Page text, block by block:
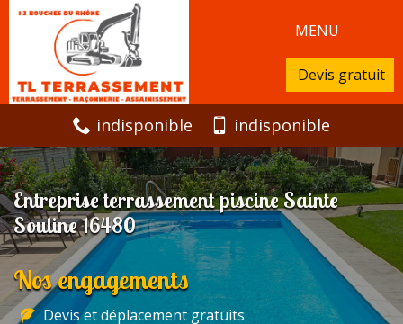
MENU
Devis gratuit
indisponible indisponible
Entreprise terrassement piscine Sainte
Souline 16480
Nos engagements
Devis et déplacement gratuits